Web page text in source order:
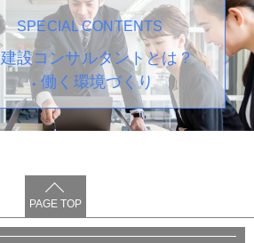
SPECIAL CONTENTS
建設コンサルタントとは？
働く環境づくり
PAGE TOP